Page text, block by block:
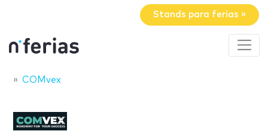
Stands para ferias »
COMvex